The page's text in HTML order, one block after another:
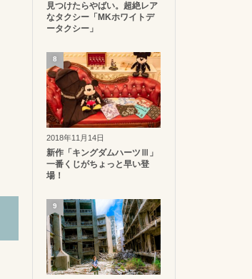
見つけたらやばい。超絶レア
なタクシー「MKホワイトデ
ータクシー」
2018年11月14日
新作「キングダムハーツⅢ」
一番くじがちょっと早い登
場！
8
9